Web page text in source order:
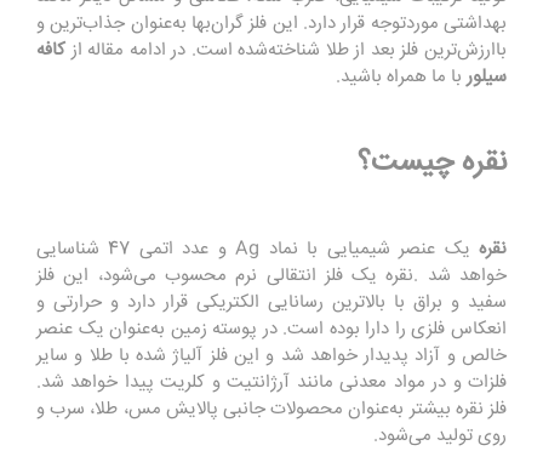
بهداشتی موردتوجه قرار دارد. این فلز گران‌بها به‌عنوان جذاب‌ترین و
باارزش‌ترین فلز بعد از طلا شناخته‌شده است. در ادامه مقاله از کافه
سیلور با ما همراه باشید.
نقره چیست؟
نقره یک عنصر شیمیایی با نماد Ag
و عدد اتمی 47 شناسایی
خواهد شد .نقره یک فلز انتقالی نرم محسوب می‌شود، این فلز
سفید و براق با بالاترین رسانایی الکتریکی قرار دارد و حرارتی و
انعکاس فلزی را دارا بوده است. در پوسته زمین به‌عنوان یک عنصر
خالص و آزاد پدیدار خواهد شد و این فلز آلیاژ شده با طلا و سایر
فلزات و در مواد معدنی مانند آرژانتیت و کلریت پیدا خواهد شد.
فلز نقره بیشتر به‌عنوان محصولات جانبی پالایش مس، طلا، سرب و
روی تولید می‌شود.